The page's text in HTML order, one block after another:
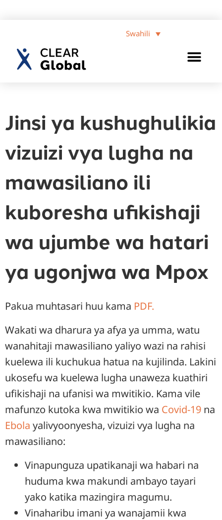
Swahili
Jinsi ya kushughulikia
vizuizi vya lugha na
mawasiliano ili
kuboresha ufikishaji
wa ujumbe wa hatari
ya ugonjwa wa Mpox
Pakua muhtasari huu kama PDF.
Wakati wa dharura ya afya ya umma, watu
wanahitaji mawasiliano yaliyo wazi na rahisi
kuelewa ili kuchukua hatua na kujilinda. Lakini
ukosefu wa kuelewa lugha unaweza kuathiri
ufikishaji na ufanisi wa mwitikio. Kama vile
mafunzo kutoka kwa mwitikio wa Covid-19 na
Ebola yalivyoonyesha, vizuizi vya lugha na
mawasiliano:
Vinapunguza upatikanaji wa habari na
huduma kwa makundi ambayo tayari
yako katika mazingira magumu.
Vinaharibu imani ya wanajamii kwa